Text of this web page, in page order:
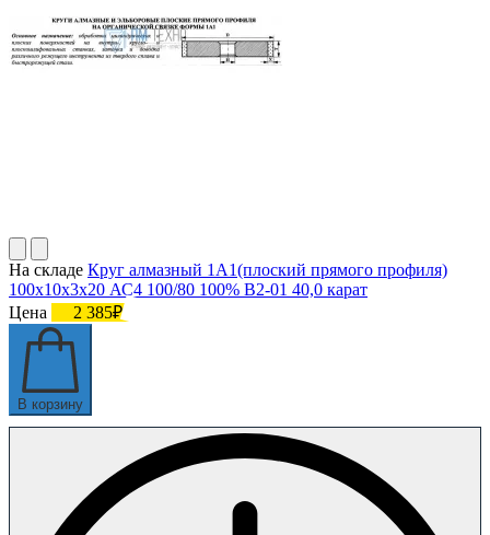
На складе Круг алмазный 1А1(плоский прямого профиля)
100х10х3х20 АС4 100/80 100% В2-01 40,0 карат
Цена
2 385₽
В корзину